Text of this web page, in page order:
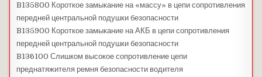
B135800 Короткое замыкание на «массу» в цепи сопротивления
передней центральной подушки безопасности
B135900 Короткое замыкание на АКБ в цепи сопротивления
передней центральной подушки безопасности
B136100 Слишком высокое сопротивление цепи
преднатяжителя ремня безопасности водителя